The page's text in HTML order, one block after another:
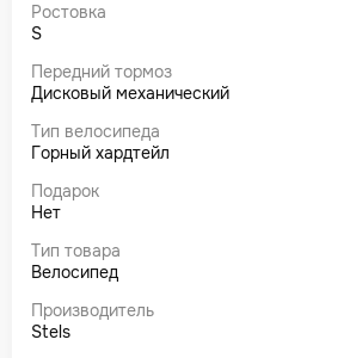
Ростовка
S
Передний тормоз
Дисковый механический
Тип велосипеда
Горный хардтейл
Подарок
Нет
Тип товара
Велосипед
Производитель
Stels